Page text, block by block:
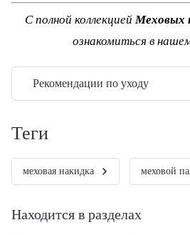
С полной коллекциейМеховых
ознакомиться в
Рекомендации по уходу
теги
меховая накидка меховой
Находится в разделах